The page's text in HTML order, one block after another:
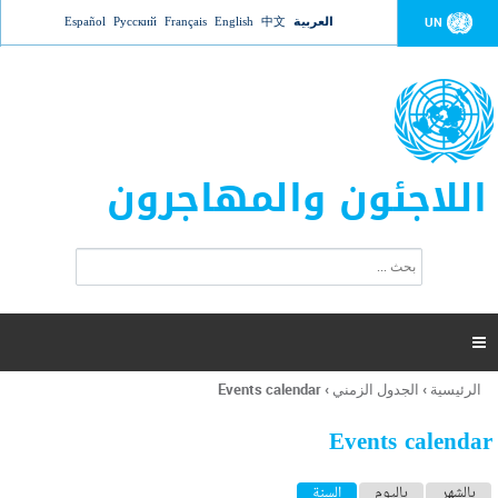
Jump to navigation UN العربية 中文
English
Français
Русский
Español
اللاجئون والمهاجرون
ت
ر
ل
ح
ب

أنت
هنا
الرئيسية › الجدول الزمني ›
Events calendar
Events calendar